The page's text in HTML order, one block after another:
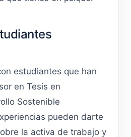
estudiantes que han
en Tesis en
Sostenible
pueden darte
la activa de trabajo y